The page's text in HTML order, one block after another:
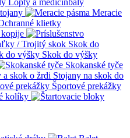
Lopty a medicinbaly
Meracie
klietky
kopije
Skok do
Skok do výšky
Skokanské tyče
Stojany na skok do
Športové prekážky
kolíky